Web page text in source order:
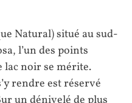
Natural) situé au sud-
l’un des points
lac noir se mérite.
rendre est réservé